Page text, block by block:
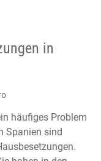
in
häufiges Problem
Spanien sind